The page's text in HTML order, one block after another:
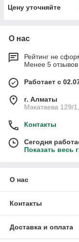
на основе
Экстраплан 505
Цену уточняйте
О нас
Рейтинг не
Менее 5
Работает с
г. Алматы
Макатаева 129/
Контакты
Сегодня
Показать весь
О нас
Контакты
Доставка и оплата